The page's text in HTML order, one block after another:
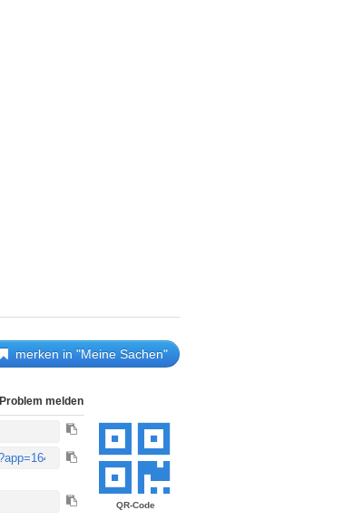
merken in "Meine Sachen"
QR-Code
Problem melden